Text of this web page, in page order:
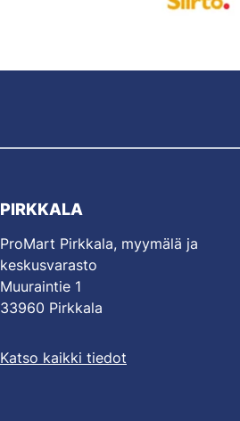
PIRKKALA
ProMart Pirkkala, myymälä ja
keskusvarasto
Muuraintie 1
33960 Pirkkala
Katso kaikki tiedot